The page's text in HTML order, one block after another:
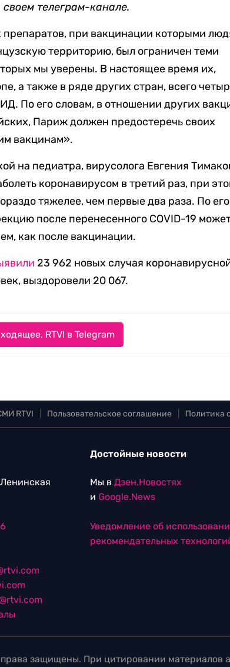
телеграм-канале.
препаратов, при вакцинации которыми
территорию, был ограничен теми
мы уверены. В настоящее время их,
а также в ряде других стран, всего
По его словам, в отношении других
Париж должен предостеречь своих
вакцинам».
на педиатра, вирусолога Евгения
коронавирусом в третий раз, при
тяжелее, чем первые два раза. По его
после перенесенного COVID-19
как после вакцинации.
23 962 новых случая
выздоровели 20 067.
RTVI в Telegram
RTVI Пользовательское соглашение Политика
Достойные новости
Мы в Дзен.Новостях
и Google.News
Уведомление об
рекомендательных
защищены. При цитировании материалов